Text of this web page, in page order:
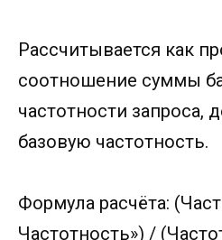
Рассчитывается как
соотношение суммы
частотности запроса,
базовую частотность.
Формула расчёта:
Частотность») /